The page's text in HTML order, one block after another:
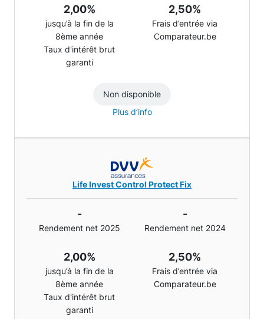
2,00%
jusqu’à la fin de la
8ème année
Taux d'intérêt brut
garanti
2,50%
Frais d’entrée via
Comparateur.be
Non disponible
Plus d’info
Life Invest Control Protect Fix
-
Rendement net 2025
-
Rendement net 2024
2,00%
jusqu’à la fin de la
8ème année
Taux d'intérêt brut
garanti
2,50%
Frais d’entrée via
Comparateur.be